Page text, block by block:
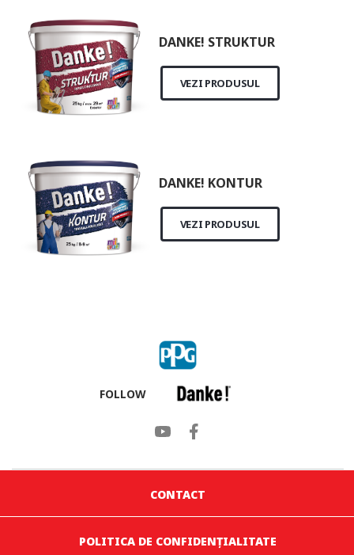
DANKE! STRUKTUR
VEZI PRODUSUL
DANKE! KONTUR
VEZI PRODUSUL
FOLLOW
CONTACT
POLITICA DE CONFIDENȚIALITATE